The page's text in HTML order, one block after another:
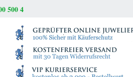
500 4